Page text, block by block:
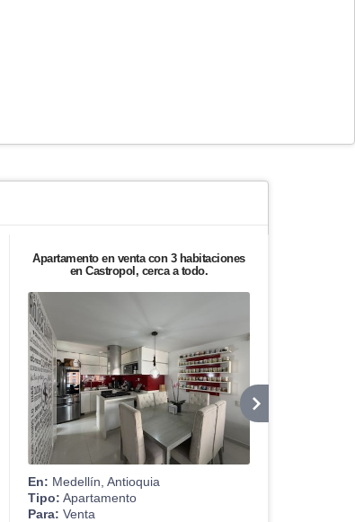
Apartamento en venta con 3 habitaciones
en Castropol, cerca a todo.
En: Medellín, Antioquia
Tipo: Apartamento
Para: Venta